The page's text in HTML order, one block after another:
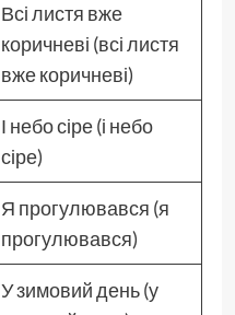
Всі листя вже
коричневі (всі листя
вже коричневі)
І небо сіре (і небо
сіре)
Я прогулювався (я
прогулювався)
У зимовий день (у